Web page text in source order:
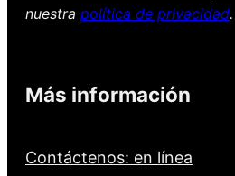
nuestra política de privacidad.
Más información
Contáctenos: en línea